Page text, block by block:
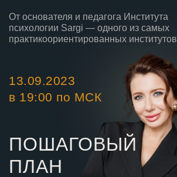
ПОШАГОВЫЙ
ПЛАН
13.09.2023
в 19:00 по МСК
От основателя и педагога Института
психологии Sargi — одного из самых
практикоориентированных институтов